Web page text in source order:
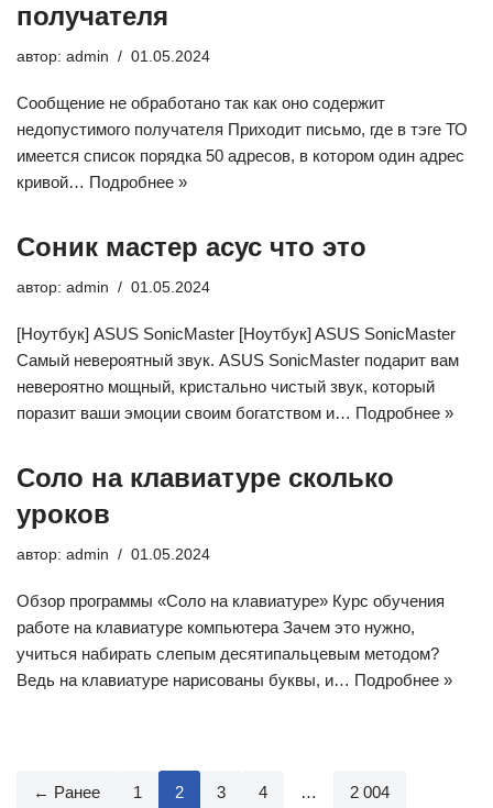
получателя
автор: admin 01.05.2024
Сообщение не обработано так как оно содержит
недопустимого получателя Приходит письмо, где в тэге ТО
имеется список порядка 50 адресов, в котором один адрес
кривой… Подробнее »
Соник мастер асус что это
автор: admin 01.05.2024
[Ноутбук] ASUS SonicMaster [Ноутбук] ASUS SonicMaster
Самый невероятный звук. ASUS SonicMaster подарит вам
невероятно мощный, кристально чистый звук, который
поразит ваши эмоции своим богатством и… Подробнее »
Соло на клавиатуре сколько
уроков
автор: admin 01.05.2024
Обзор программы «Соло на клавиатуре» Курс обучения
работе на клавиатуре компьютера Зачем это нужно,
учиться набирать слепым десятипальцевым методом?
Ведь на клавиатуре нарисованы буквы, и… Подробнее »
← Ранее 1 2 3 4 … 2 004